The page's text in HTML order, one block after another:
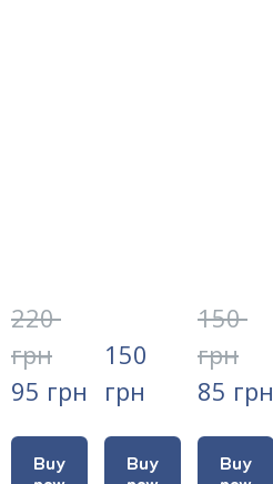
220
грн
95 грн
Buy
150
грн
Buy
150
грн
85 грн
Buy